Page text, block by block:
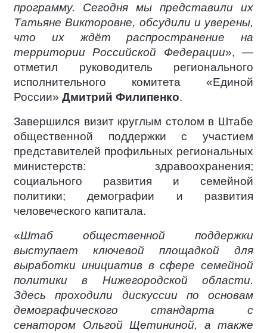
программу. Сегодня мы представили их
Татьяне Викторовне, обсудили и уверены,
что их ждёт распространение на
территории Российской Федерации», —
отметил руководитель регионального
исполнительного комитета «Единой
России» Дмитрий Филипенко.
Завершился визит круглым столом в Штабе
общественной поддержки с участием
представителей профильных региональных
министерств: здравоохранения;
социального развития и семейной
политики; демографии и развития
человеческого капитала.
«Штаб общественной поддержки
выступает ключевой площадкой для
выработки инициатив в сфере семейной
политики в Нижегородской области.
Здесь проходили дискуссии по основам
демографического стандарта с
сенатором Ольгой Щетининой, а также